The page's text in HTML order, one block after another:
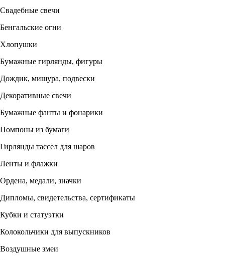
Свадебные свечи
Бенгальские огни
Хлопушки
Бумажные гирлянды, фигуры
Дождик, мишура, подвески
Декоративные свечи
Бумажные фанты и фонарики
Помпоны из бумаги
Гирлянды тассел для шаров
Ленты и флажки
Ордена, медали, значки
Дипломы, свидетельства, сертификаты
Кубки и статуэтки
Колокольчики для выпускников
Воздушные змеи